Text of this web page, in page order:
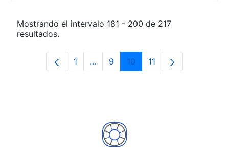
Mostrando el intervalo 181 - 200 de 217
resultados.
Página
1 ...Páginas intermedias Use TAB para
Página
9 Página
10 Página
11